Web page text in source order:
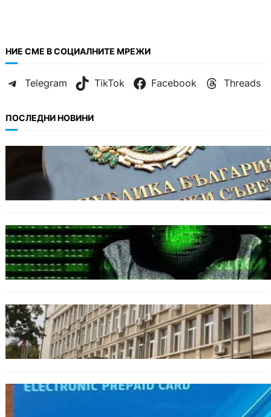
НИЕ СМЕ В СОЦИАЛНИТЕ МРЕЖИ
Telegram TikTok Facebook Threads
ПОСЛЕДНИ НОВИНИ
БЪЛГАРИЯ
Кабинетът прие нов статут за професиите в
спортната подготовка
БЪЛГАРИЯ
Разкриха дългогодишен пробив в
държавни информационни системи
ОБЩЕСТВО
Домашният арест на шофьора, обвинен за
смъртта на моторист, остава в сила
ОБЩЕСТВО